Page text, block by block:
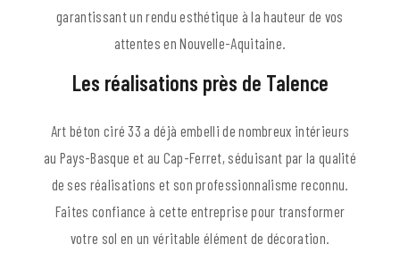
garantissant un rendu esthétique à la hauteur de vos
attentes en Nouvelle-Aquitaine.
Les réalisations près de Talence
Art béton ciré 33 a déjà embelli de nombreux intérieurs
au Pays-Basque et au Cap-Ferret, séduisant par la qualité
de ses réalisations et son professionnalisme reconnu.
Faites confiance à cette entreprise pour transformer
votre sol en un véritable élément de décoration.